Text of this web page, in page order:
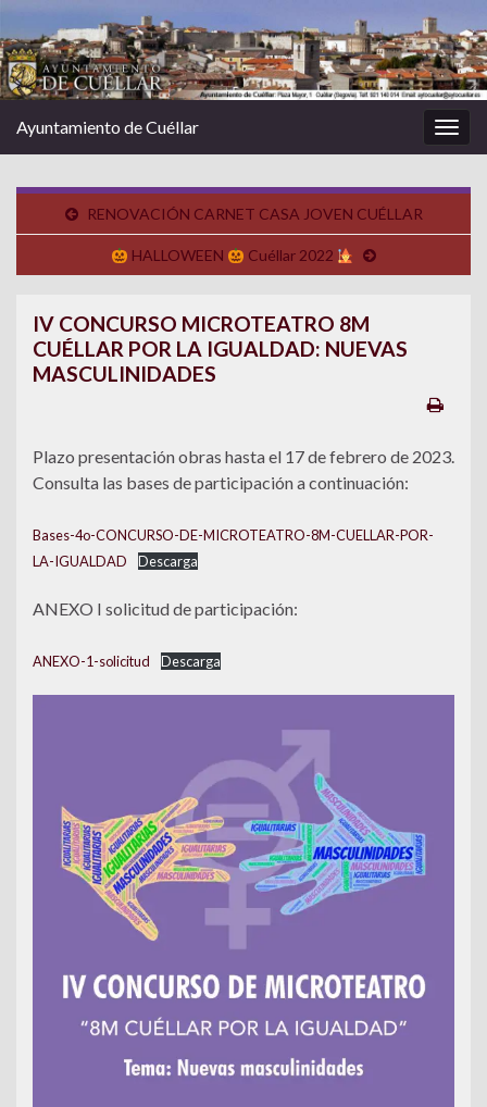
la
Ayuntamiento de Cuéllar
RENOVACIÓN CARNET CASA JOVEN CUÉLLAR
HALLOWEEN Cuéllar 2022
IV CONCURSO MICROTEATRO 8M
CUÉLLAR POR LA IGUALDAD: NUEVAS
MASCULINIDADES
Plazo presentación obras hasta el 17 de febrero de 2023.
Consulta las bases de participación a continuación:
Bases-4o-CONCURSO-DE-MICROTEATRO-8M-CUELLAR-POR-
LA-IGUALDAD
Descarga
ANEXO I solicitud de participación:
ANEXO-1-solicitud Descarga